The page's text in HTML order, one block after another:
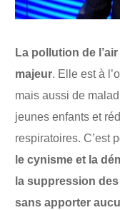
La pollution de
majeur. Elle est à
mais aussi de
jeunes enfants et
respiratoires. C’est
le cynisme et la
la suppression
sans apporter